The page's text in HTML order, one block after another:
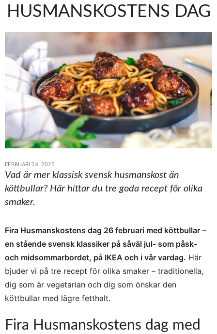
HUSMANSKOSTENS DAG
FEBRUARI 24, 2025
Vad är mer klassisk svensk husmanskost än
köttbullar? Här hittar du tre goda recept för olika
smaker.
Fira Husmanskostens dag 26 februari med köttbullar –
en stående svensk klassiker på såväl jul- som påsk-
och midsommarbordet, på IKEA och i vår vardag. Här
bjuder vi på tre recept för olika smaker – traditionella,
dig som är vegetarian och dig som önskar den
köttbullar med lägre fetthalt.
Fira Husmanskostens dag med